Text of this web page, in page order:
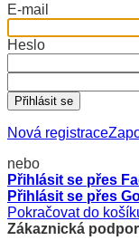
E-mail
Heslo
Přihlásit se
Nová registrace
nebo
Přihlásit se přes
Přihlásit se přes
Pokračovat do
Zákaznická